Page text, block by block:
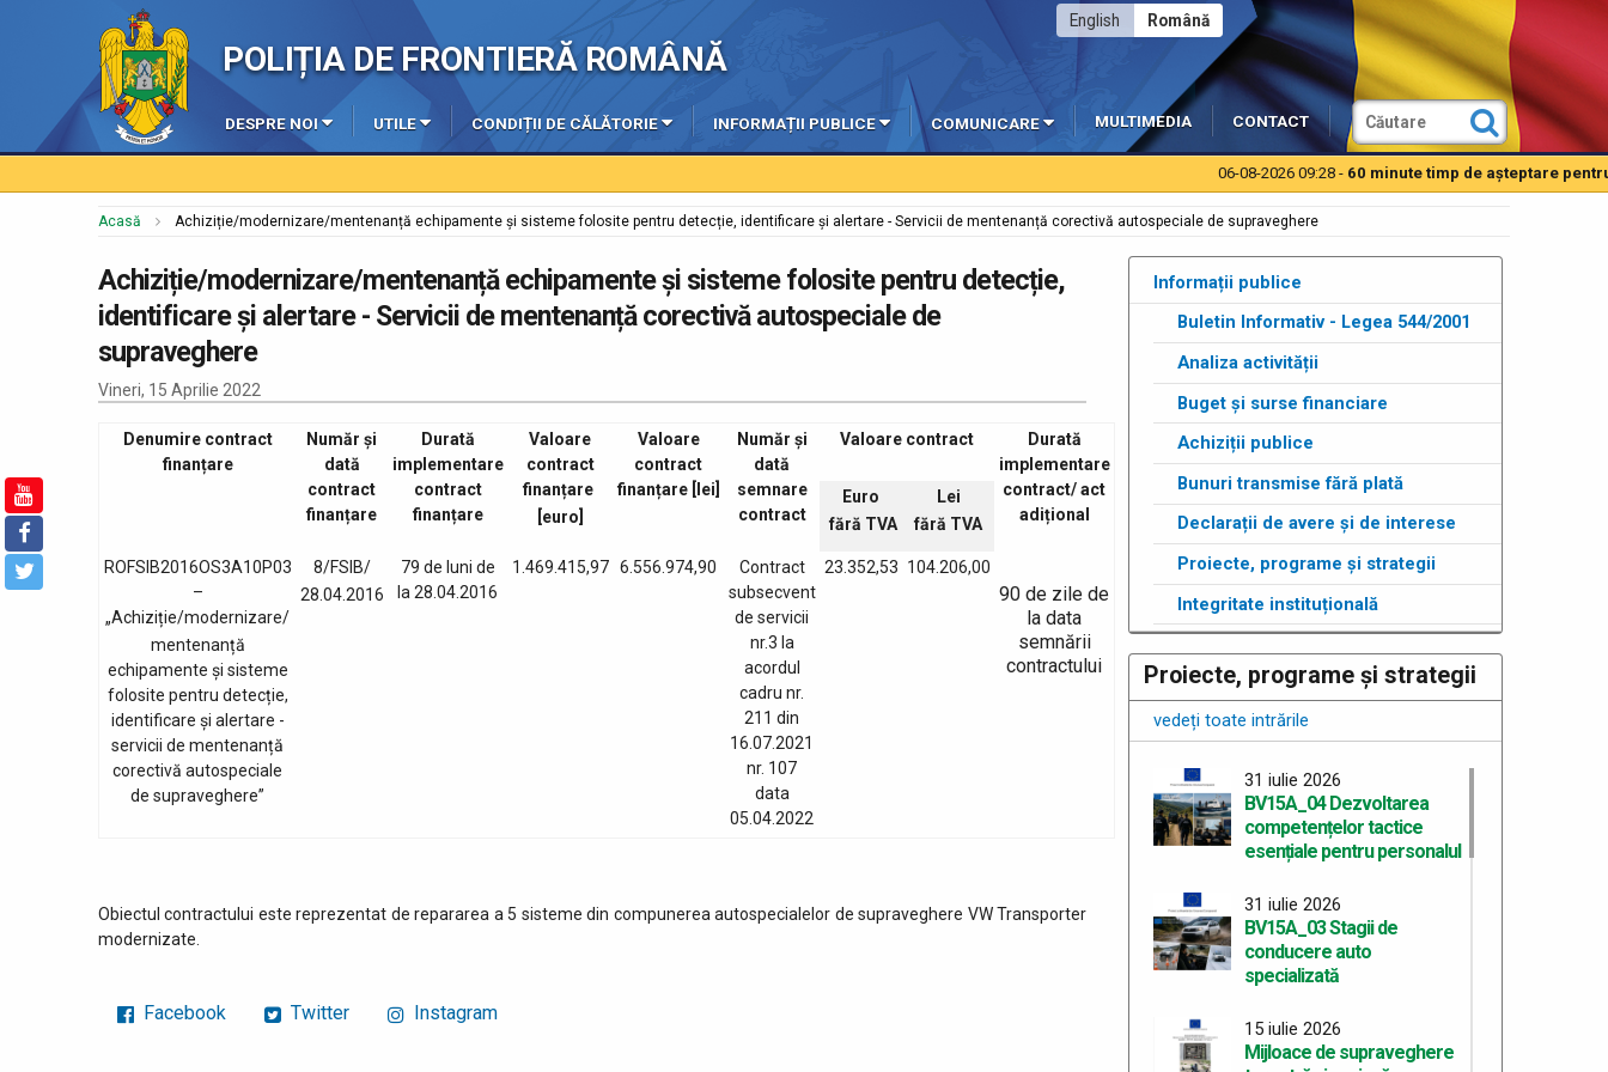
POLIȚIA DE FRONTIERĂ ROMÂNĂ
Română
English
DESPRE NOI UTILE CONDIȚII DE CĂLĂTORIE INFORMAȚII PUBLICE COMUNICARE MULTIMEDIA CONTACT
06-08-2026 09:28 -60 minute timp de aşteptare pentru
Acasă Achiziție/modernizare/mentenanță echipamente și sisteme folosite pentru detecție, identificare și alertare - Servicii de mentenanță corectivă autospeciale de supraveghere
Achiziție/modernizare/mentenanță echipamente și sisteme folosite pentru detecție,
identificare și alertare - Servicii de mentenanță corectivă autospeciale de
supraveghere
Vineri, 15 Aprilie 2022
Denumire contract
finanțare
Număr și
dată
contract
finanțare
Durată
implementare
contract
finanțare
Valoare
contract
finanțare
[euro]
Valoare
contract
finanțare
[lei]
Număr și
dată
semnare
contract
Valoare contract
Durată
implementare
contract/ act
adițional
Euro
fără TVA
Lei
fără TVA
ROFSIB2016OS3A10P03
–
„Achiziție/modernizare/
mentenanță
echipamente și sisteme
folosite pentru detecție,
identificare și alertare -
servicii de mentenanță
corectivă autospeciale
de supraveghere”
8/FSIB/
28.04.2016
79 de luni de
la 28.04.2016
1.469.415,97 6.556.974,90
Contract
subsecvent
de servicii
nr.3 la
acordul
cadru nr.
211 din
16.07.2021
nr. 107
data
05.04.2022
23.352,53 104.206,00
90 de zile de
la data
semnării
contractului
Obiectul contractului este reprezentat de repararea a 5 sisteme din compunerea autospecialelor de supraveghere VW Transporter
modernizate.
Facebook Twitter Instagram
Informații publice
Buletin Informativ - Legea 544/2001
Analiza activității
Buget și surse financiare
Achiziții publice
Bunuri transmise fără plată
Declarații de avere și de interese
Proiecte, programe și strategii
Integritate instituțională
Proiecte, programe și strategii
vedeți toate intrările
31 iulie 2026
BV15A_04 Dezvoltarea
competențelor tactice
esențiale pentru personalul
31 iulie 2026
BV15A_03 Stagii de
conducere auto
specializată
15 iulie 2026
Mijloace de supraveghere